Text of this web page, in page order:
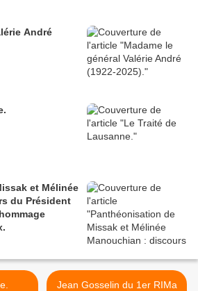
André
et Mélinée
du Président
Jean Gosselin du 1er RIMa